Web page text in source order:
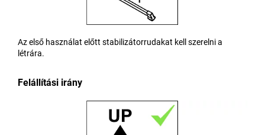
Az első használat előtt stabilizátorrudakat kell szerelni a
létrára.
Felállítási irány